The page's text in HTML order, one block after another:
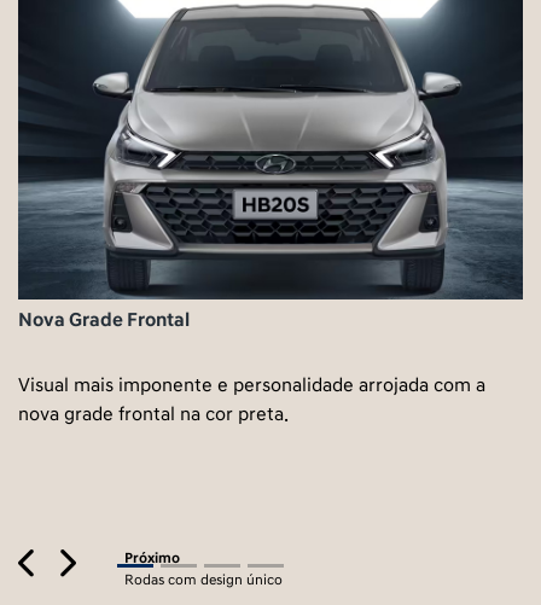
Nova Grade Frontal
Visual mais imponente e personalidade arrojada com a
nova grade frontal na cor preta.
PreviousNext
Próximo
Rodas com design único